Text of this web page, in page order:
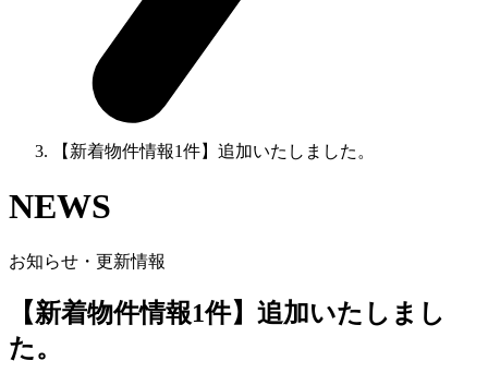
【新着物件情報1件】追加いたしました。
NEWS
お知らせ・更新情報
【新着物件情報1件】追加いたしまし
た。